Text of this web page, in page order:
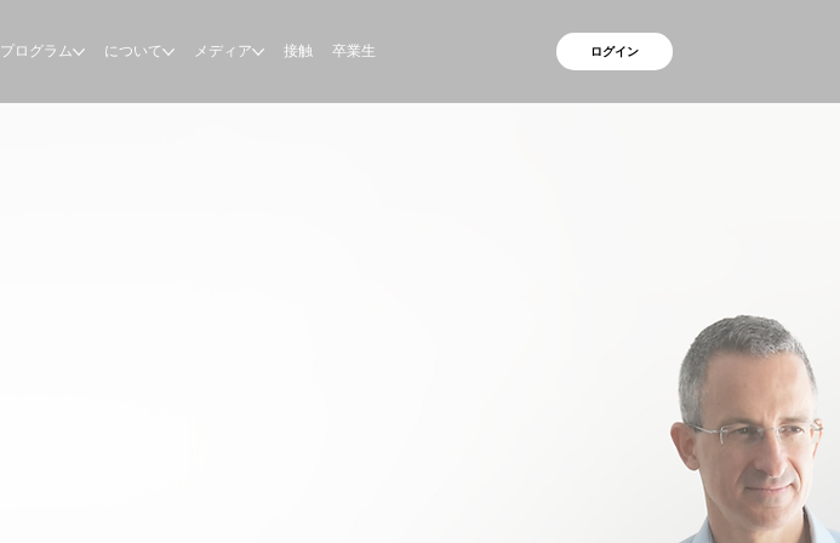
プログラム について メディア 接触 卒業生 ログイン